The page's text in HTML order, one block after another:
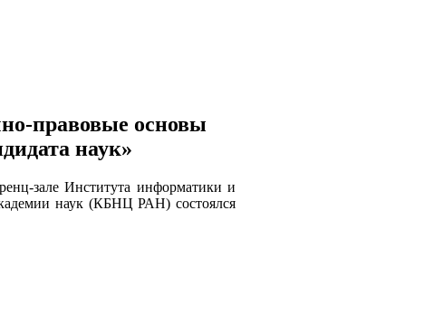
правовые основы
наук»
зале Института информатики и
наук (КБНЦ РАН) состоялся